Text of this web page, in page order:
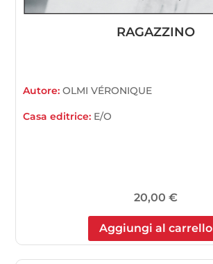
RAGAZZINO
Autore:OLMI VÉRONIQUE
Casa editrice: E/O
20,00 €
Aggiungi al carrello